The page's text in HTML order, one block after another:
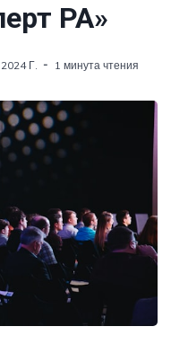
РА»
Г. 1 минута чтения